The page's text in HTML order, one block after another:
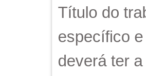
Título do
específico
deverá ter